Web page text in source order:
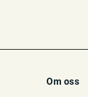
Om oss